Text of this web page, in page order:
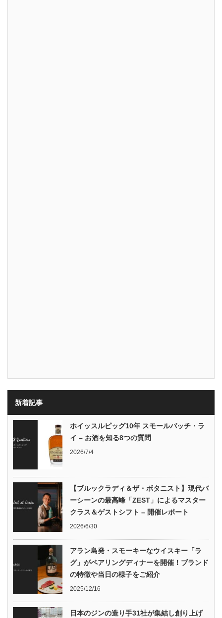
新着記事
ホイッスルピッグ10年 スモールバッチ・ラ
イ – お酒を知る8つの質問
2026/7/4
【ブルックラディ＆ザ・ボタニスト】現代バ
ーシーンの最高峰「ZEST」によるマスター
クラス＆ゲストシフト – 開催レポート
2026/6/30
アラン島発・スモーキーなウイスキー「ラ
グ」がペアリングディナーを開催！ブランド
の特徴や当日の様子をご紹介
2025/12/16
日本のジンの造り手31社が集結し創り上げ